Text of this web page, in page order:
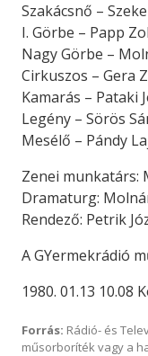
Szakácsnő –
I. Görbe – Papp
Nagy Görbe –
Cirkuszos – Gera
Kamarás – Pataki
Legény – Sörös
Mesélő – Pándy
Zenei munkatárs:
Dramaturg:
Rendező: Petrik
A GYermekrádió
1980. 01.13 10.08
Forrás: Rádió- és
műsorboríték vagy a